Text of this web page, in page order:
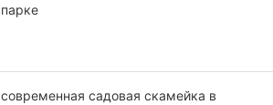
парке
современная садовая скамейка в